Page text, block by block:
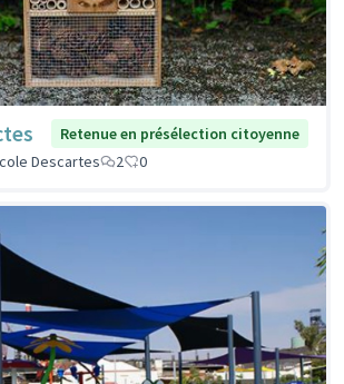
Retenue en présélection citoyenne
Descartes
2 0